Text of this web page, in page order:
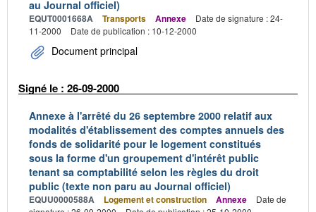
au Journal officiel)
EQUT0001668A Transports Annexe
Date de signature : 24-
11-2000
Date de publication : 10-12-2000
Document principal
Signé le : 26-09-2000
Annexe à l'arrêté du 26 septembre 2000 relatif aux
modalités d'établissement des comptes annuels des
fonds de solidarité pour le logement constitués
sous la forme d'un groupement d'intérêt public
tenant sa comptabilité selon les règles du droit
public (texte non paru au Journal officiel)
EQUU0000588A Logement et construction Annexe
Date de